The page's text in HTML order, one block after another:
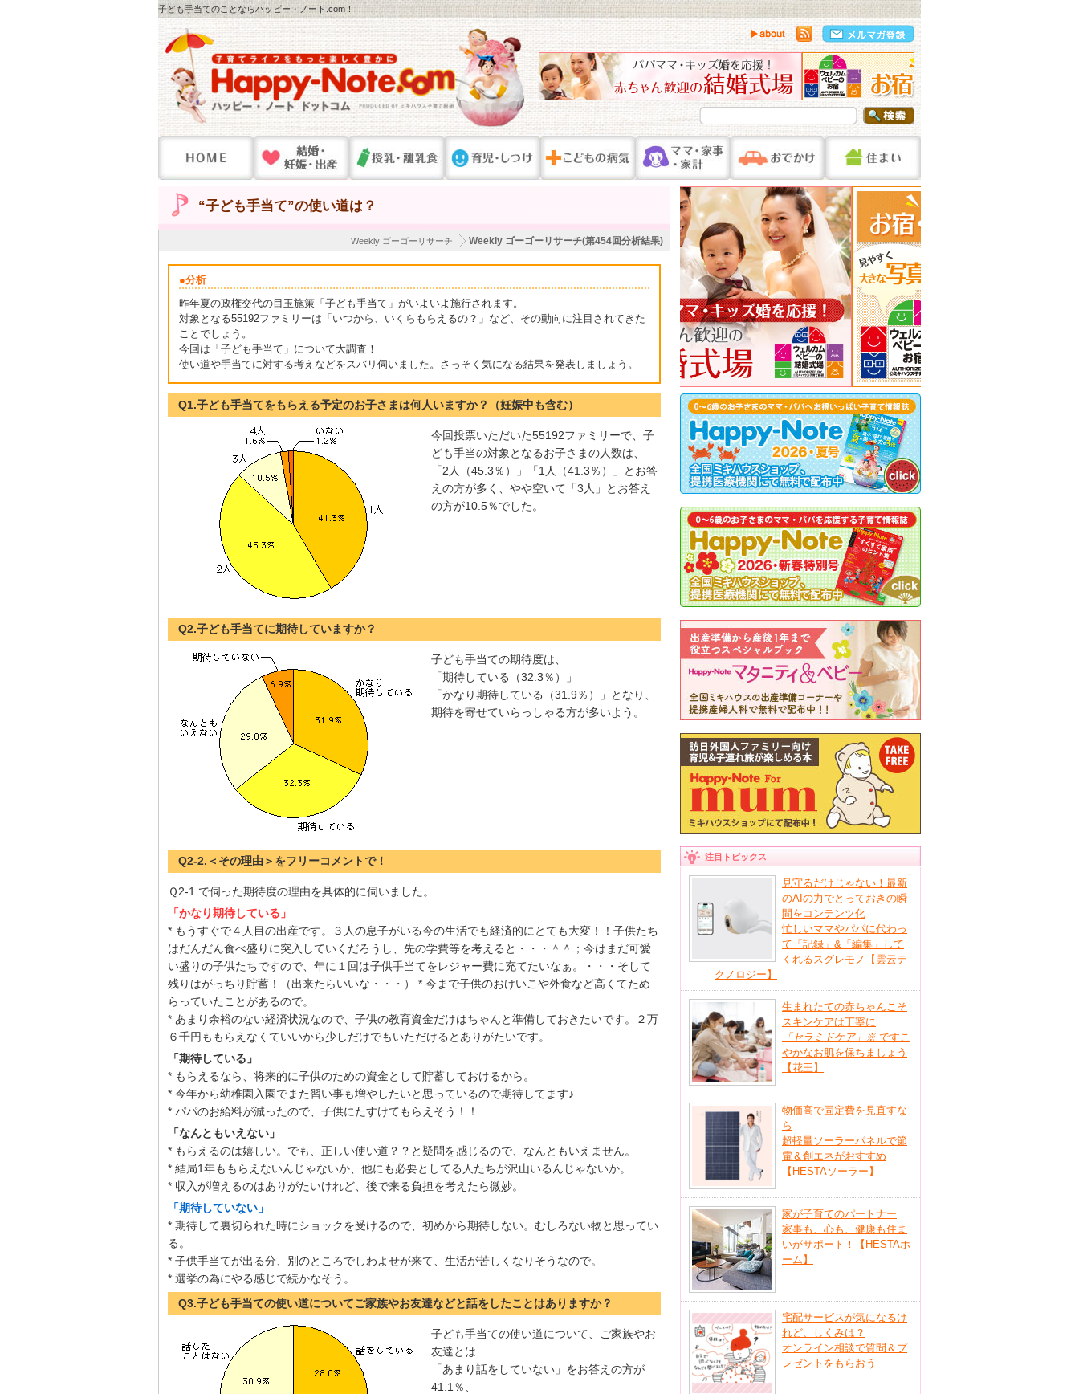
子ども手当てのことならハッピー・ノート.com！
“子ども手当て”の使い道は？
Weekly ゴーゴーリサーチ(第454回分析結果)
Weekly ゴーゴーリサーチ
●分析
昨年夏の政権交代の目玉施策「子ども手当て」がいよいよ施行されます。
対象となる55192ファミリーは「いつから、いくらもらえるの？」など、その動向に注目されてきた
ことでしょう。
今回は「子ども手当て」について大調査！
使い道や手当てに対する考えなどをスバリ伺いました。さっそく気になる結果を発表しましょう。
Q1.子ども手当てをもらえる予定のお子さまは何人いますか？（妊娠中も含む）
今回投票いただいた55192ファミリーで、子
ども手当の対象となるお子さまの人数は、
「2人（45.3％）」「1人（41.3％）」とお答
えの方が多く、やや空いて「3人」とお答え
の方が10.5％でした。
Q2.子ども手当てに期待していますか？
子ども手当ての期待度は、
「期待している（32.3％）」
「かなり期待している（31.9％）」となり、
期待を寄せていらっしゃる方が多いよう。
Q2-2.＜その理由＞をフリーコメントで！
Ｑ2-1.で伺った期待度の理由を具体的に伺いました。
「かなり期待している」
* もうすぐで４人目の出産です。３人の息子がいる今の生活でも経済的にとても大変！！子供たち
はだんだん食べ盛りに突入していくだろうし、先の学費等を考えると・・・＾＾；今はまだ可愛
い盛りの子供たちですので、年に１回は子供手当てをレジャー費に充てたいなぁ。・・・そして
残りはがっちり貯蓄！（出来たらいいな・・・） * 今まで子供のおけいこや外食など高くてため
らっていたことがあるので。
* あまり余裕のない経済状況なので、子供の教育資金だけはちゃんと準備しておきたいです。２万
６千円ももらえなくていいから少しだけでもいただけるとありがたいです。
「期待している」
* もらえるなら、将来的に子供のための資金として貯蓄しておけるから。
* 今年から幼稚園入園でまた習い事も増やしたいと思っているので期待してます♪
* パパのお給料が減ったので、子供にたすけてもらえそう！！
「なんともいえない」
* もらえるのは嬉しい。でも、正しい使い道？？と疑問を感じるので、なんともいえません。
* 結局1年ももらえないんじゃないか、他にも必要としてる人たちが沢山いるんじゃないか。
* 収入が増えるのはありがたいけれど、後で来る負担を考えたら微妙。
「期待していない」
* 期待して裏切られた時にショックを受けるので、初めから期待しない。むしろない物と思ってい
る。
* 子供手当てが出る分、別のところでしわよせが来て、生活が苦しくなりそうなので。
* 選挙の為にやる感じで続かなそう。
Q3.子ども手当ての使い道についてご家族やお友達などと話をしたことはありますか？
子ども手当ての使い道について、ご家族やお
友達とは
「あまり話をしていない」をお答えの方が
41.1％、
注目トピックス
見守るだけじゃない！最新
のAIの力でとっておきの瞬
間をコンテンツ化
忙しいママやパパに代わっ
て「記録」&「編集」して
くれるスグレモノ【雲云テ
クノロジー】
生まれたての赤ちゃんこそ
スキンケアは丁寧に
「セラミドケア」 ※ ですこ
やかなお肌を保ちましょう
【花王】
物価高で固定費を見直すな
ら
超軽量ソーラーパネルで節
電＆創エネがおすすめ
【HESTAソーラー】
家が子育てのパートナー
家事も、心も、健康も住ま
いがサポート！【HESTAホ
ーム】
宅配サービスが気になるけ
れど、しくみは？
オンライン相談で質問＆プ
レゼントをもらおう